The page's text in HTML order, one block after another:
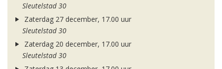
Sleutelstad 30
Zaterdag 27 december, 17.00 uur
Sleutelstad 30
Zaterdag 20 december, 17.00 uur
Sleutelstad 30